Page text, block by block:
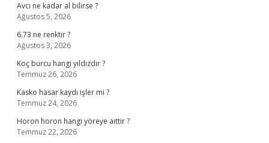
Avcı ne kadar al bilirse ?
Ağustos 5, 2026
6.73 ne renktir ?
Ağustos 3, 2026
Koç burcu hangi yıldızdır ?
Temmuz 26, 2026
Kasko hasar kaydı işler mi ?
Temmuz 24, 2026
Horon horon hangi yöreye aittir ?
Temmuz 22, 2026